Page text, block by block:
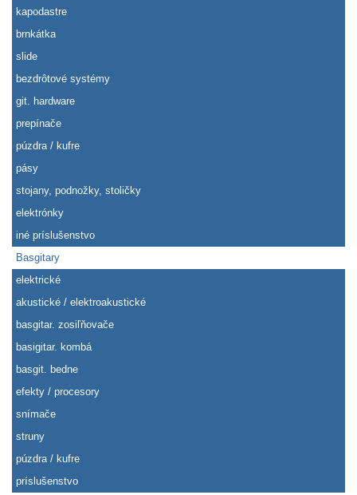
kapodastre
brnkátka
slide
bezdrôtové systémy
git. hardware
prepínače
púzdra / kufre
pásy
stojany, podnožky, stoličky
elektrónky
iné príslušenstvo
Basgitary
elektrické
akustické / elektroakustické
basgitar. zosiľňovače
basigitar. kombá
basgit. bedne
efekty / procesory
snímače
struny
púzdra / kufre
príslušenstvo